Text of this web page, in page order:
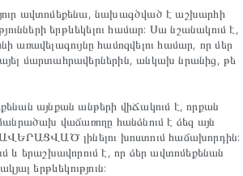
ավտոմեքենա, նախագծված է աշխարհի
երթևեկելու համար: Սա նշանակում է,
համոզվելու համար, որ մեր
մարտահրավերներին, անկախ նրանից, թե
այնքան անթերի վիՃակում է, որքան
վաճառողը հանձնում է ձեզ այն
լինելու խոստում հաճախորդին:
և երաշխավորում է, որ ձեր ավտոմեքենան
երթևեկություն: